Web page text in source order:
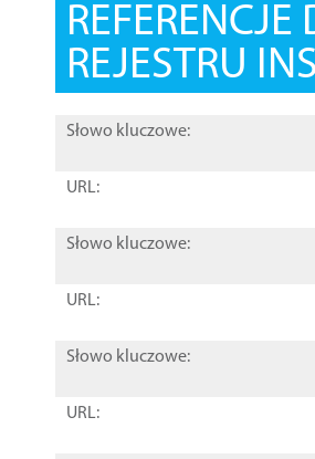
REJESTRU
Słowo kluczowe:
URL:
Słowo kluczowe:
URL:
Słowo kluczowe:
URL: